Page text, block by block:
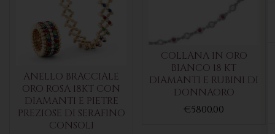
ANELLO BRACCIALE
ORO ROSA 18KT CON
DIAMANTI E PIETRE
PREZIOSE DI SERAFINO
CONSOLI
COLLANA IN ORO
BIANCO 18 KT
DIAMANTI E RUBINI DI
DONNAORO
€5800.00